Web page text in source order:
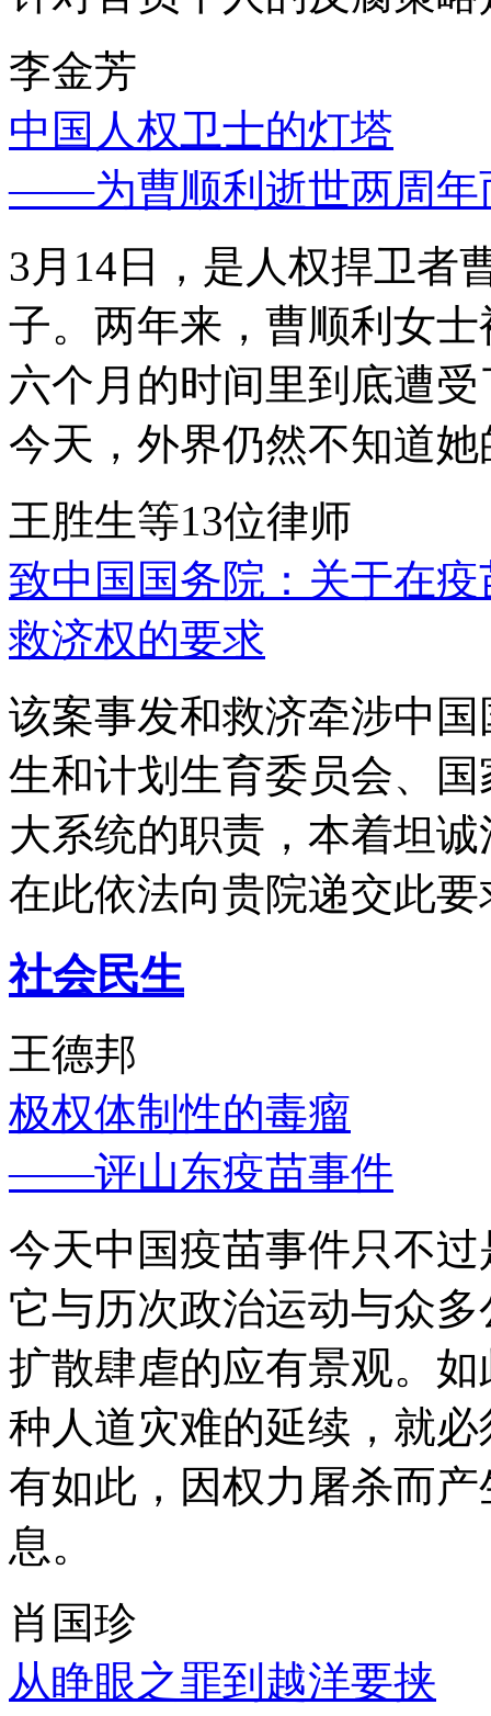
李金芳
中国人权卫士的灯塔
——为曹顺利逝世两周年
3月14日，是人权捍卫者
子。两年来，曹顺利女
六个月的时间里到底遭
今天，外界仍然不知道
王胜生等13位律师
致中国国务院：关于在
救济权的要求
该案事发和救济牵涉中
生和计划生育委员会、
大系统的职责，本着坦
在此依法向贵院递交此要
社会民生
王德邦
极权体制性的毒瘤
——评山东疫苗事件
今天中国疫苗事件只不
它与历次政治运动与众
扩散肆虐的应有景观。
种人道灾难的延续，就
有如此，因权力屠杀而
息。
肖国珍
从睁眼之罪到越洋要挟